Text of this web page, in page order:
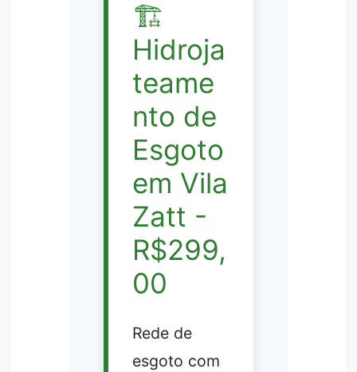
🏗️
Hidroja
teame
nto de
Esgoto
em Vila
Zatt -
R$299,
00
Rede de
esgoto com